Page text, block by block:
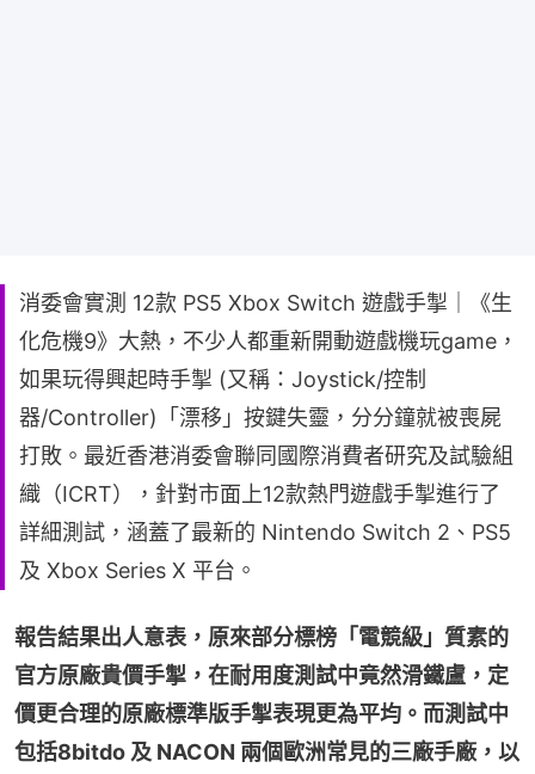
消委會實測 12款 PS5 Xbox Switch 遊戲手掣｜《生
化危機9》大熱，不少人都重新開動遊戲機玩game，
如果玩得興起時手掣 (又稱：Joystick/控制
器/Controller)「漂移」按鍵失靈，分分鐘就被喪屍
打敗。最近香港消委會聯同國際消費者研究及試驗組
織（ICRT），針對市面上12款熱門遊戲手掣進行了
詳細測試，涵蓋了最新的 Nintendo Switch 2、PS5
及 Xbox Series X 平台。
報告結果出人意表，原來部分標榜「電競級」質素的
官方原廠貴價手掣，在耐用度測試中竟然滑鐵盧，定
價更合理的原廠標準版手掣表現更為平均。而測試中
包括8bitdo 及 NACON 兩個歐洲常見的三廠手廠，以